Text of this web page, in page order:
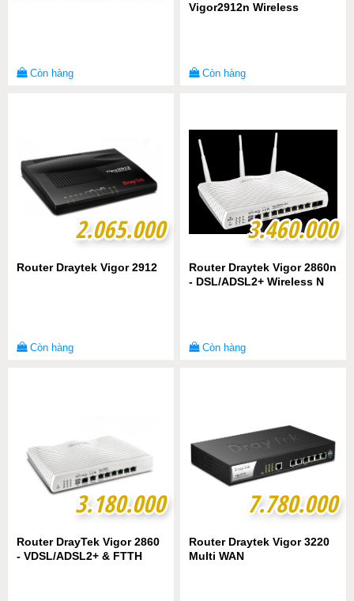
Còn hàng
Vigor2912n Wireless
Còn hàng
2.065.000
2.065.000
Router Draytek Vigor 2912
Còn hàng
3.460.000
3.460.000
Router Draytek Vigor 2860n
- DSL/ADSL2+ Wireless N
Còn hàng
3.180.000
3.180.000
Router DrayTek Vigor 2860
- VDSL/ADSL2+ & FTTH
7.780.000
7.780.000
Router Draytek Vigor 3220
Multi WAN